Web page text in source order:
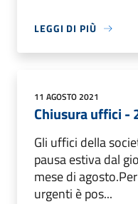
LEGGI DI PIÙ
11 AGOSTO 2021
Chiusura uffici -
Gli uffici della
pausa estiva dal
mese di
urgenti è pos...